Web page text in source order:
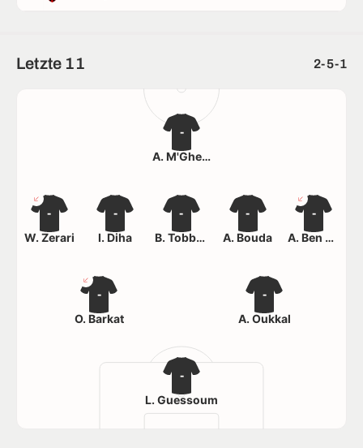
Letzte 11 2-5-1
-
L. Guessoum
-
O. Barkat
-
A. Oukkal
-
W. Zerari
-
I. Diha
-
B. Tobbeche
-
A. Bouda
-
A. Ben Zetta
-
A. M'Ghezzi Bakhouche